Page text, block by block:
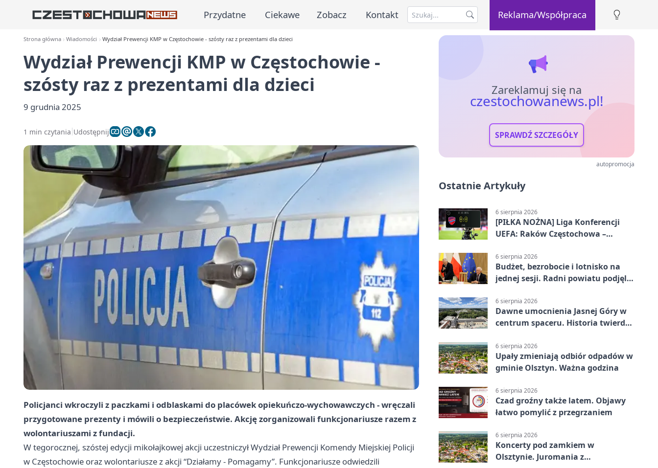
Przydatne Ciekawe Zobacz Kontakt Reklama/Współpraca
Strona główna Wiadomości Wydział Prewencji KMP w Częstochowie - szósty raz z prezentami dla dzieci
Wydział Prewencji KMP w Częstochowie -
szósty raz z prezentami dla dzieci
9 grudnia 2025
1 min czytania Udostępnij
Policjanci wkroczyli z paczkami i odblaskami do placówek opiekuńczo-wychowawczych - wręczali
przygotowane prezenty i mówili o bezpieczeństwie. Akcję zorganizowali funkcjonariusze razem z
wolontariuszami z fundacji.
W tegorocznej, szóstej edycji mikołajkowej akcji uczestniczył Wydział Prewencji Komendy Miejskiej Policji
w Częstochowie oraz wolontariusze z akcji “Działamy - Pomagamy”. Funkcjonariusze odwiedzili
Zareklamuj się na
czestochowanews.pl!
SPRAWDŹ SZCZEGÓŁY
autopromocja
Ostatnie Artykuły
6 sierpnia 2026
[PIŁKA NOŻNA] Liga Konferencji
UEFA: Raków Częstochowa –
meczu III rundy eliminacji
6 sierpnia 2026
Budżet, bezrobocie i lotnisko na
jednej sesji. Radni powiatu podjęli
6 sierpnia 2026
Dawne umocnienia Jasnej Góry w
centrum spaceru. Historia twierdzy
6 sierpnia 2026
Upały zmieniają odbiór odpadów w
gminie Olsztyn. Ważna godzina
6 sierpnia 2026
Czad groźny także latem. Objawy
łatwo pomylić z przegrzaniem
6 sierpnia 2026
Koncerty pod zamkiem w
Olsztynie. Juromania z